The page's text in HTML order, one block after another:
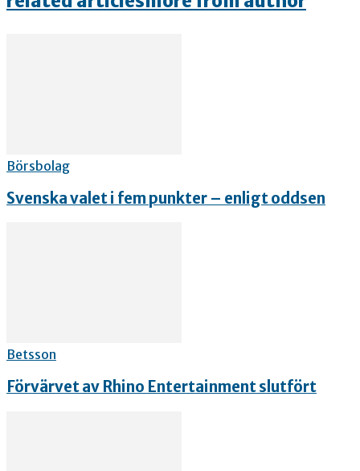
Börsbolag
Svenska valet i fem punkter – enligt oddsen
Betsson
Förvärvet av Rhino Entertainment slutfört